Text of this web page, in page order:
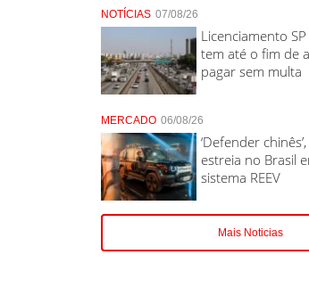
NOTÍCIAS 07/08/26
Licenciamento
tem até o fim de
pagar sem multa
MERCADO 06/08/26
‘Defender
estreia no Brasil
sistema REEV
Mais Noticias